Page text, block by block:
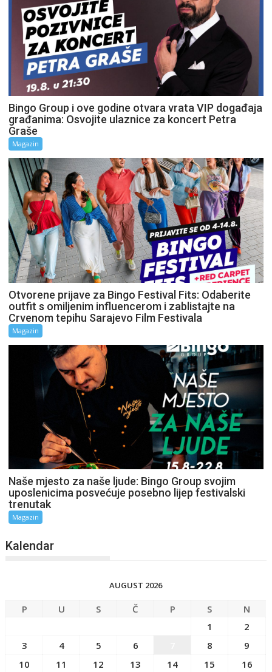
Bingo Group i ove godine otvara vrata VIP događaja
građanima: Osvojite ulaznice za koncert Petra
Graše
Magazin
Otvorene prijave za Bingo Festival Fits: Odaberite
outfit s omiljenim influencerom i zablistajte na
Crvenom tepihu Sarajevo Film Festivala
Magazin
Naše mjesto za naše ljude: Bingo Group svojim
uposlenicima posvećuje posebno lijep festivalski
trenutak
Magazin
Kalendar
AUGUST 2026
P U S Č P S
N
1
2
3
4 5 6 8
9
10
11 12 13 14 15
16